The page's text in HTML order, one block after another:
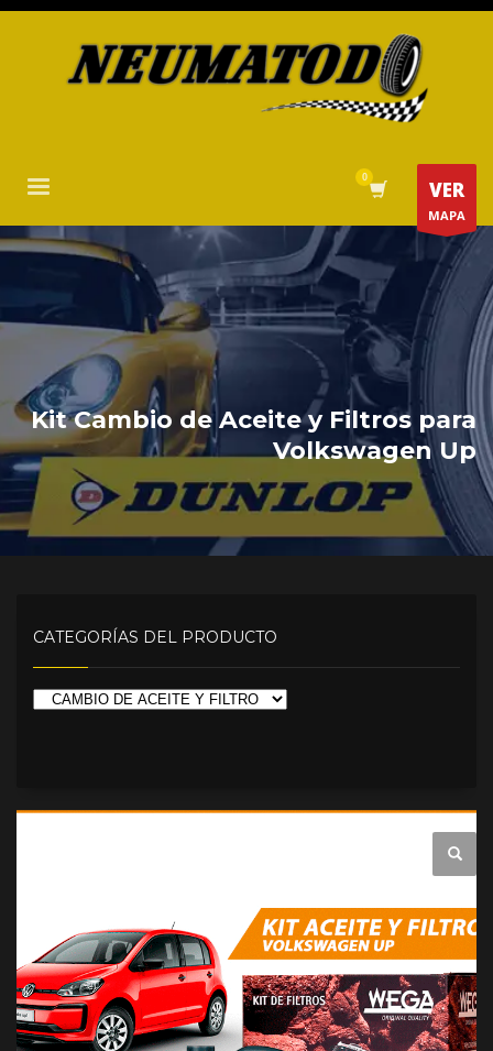
VER
MAPA
Kit Cambio de Aceite y Filtros para
Volkswagen Up
CATEGORÍAS DEL PRODUCTO